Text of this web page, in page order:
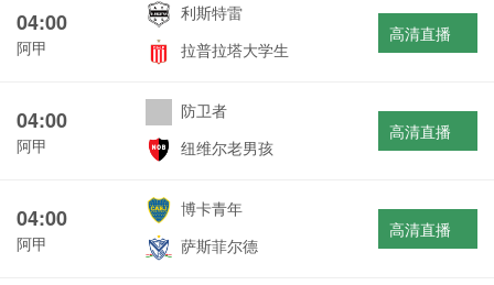
04:00
阿甲
利斯特雷
拉普拉塔大学生
高清直播
04:00
阿甲
防卫者
纽维尔老男孩
高清直播
04:00
阿甲
博卡青年
萨斯菲尔德
高清直播